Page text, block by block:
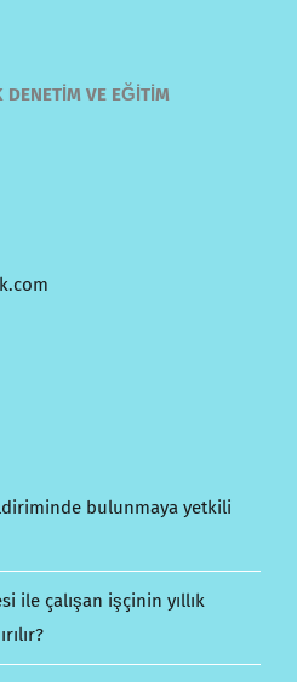
VE EĞİTİM
bulunmaya yetkili
ile çalışan işçinin yıllık